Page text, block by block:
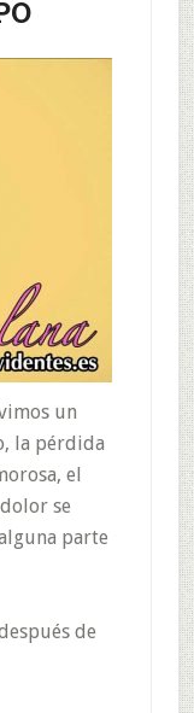
un
la pérdida
el
se
parte
de